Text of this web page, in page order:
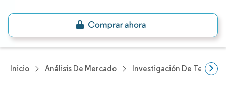
Inicio Análisis De Mercado Investigación De